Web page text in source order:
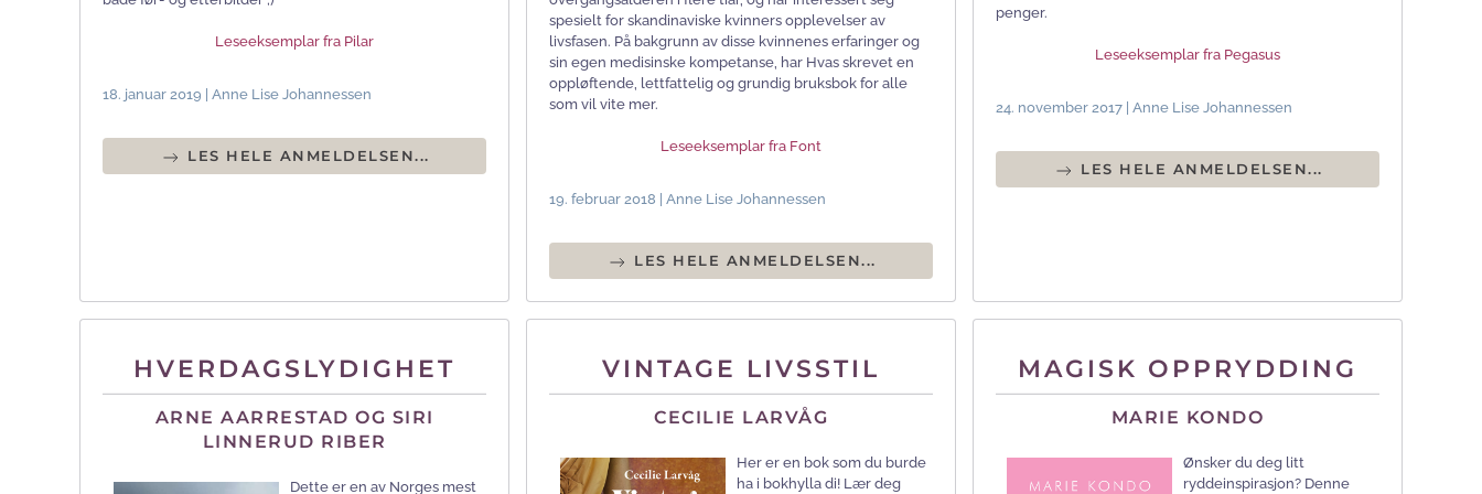
Leseeksemplar fra Pilar
18. januar 2019 | Anne Lise Johannessen
LES HELE ANMELDELSEN...
spesielt for skandinaviske kvinners opplevelser av
livsfasen. På bakgrunn av disse kvinnenes erfaringer og
sin egen medisinske kompetanse, har Hvas skrevet en
oppløftende, lettfattelig og grundig bruksbok for alle
som vil vite mer.
Leseeksemplar fra Font
19. februar 2018 | Anne Lise Johannessen
LES HELE ANMELDELSEN...
penger.
Leseeksemplar fra Pegasus
24. november 2017 | Anne Lise Johannessen
LES HELE ANMELDELSEN...
HVERDAGSLYDIGHET
ARNE AARRESTAD OG SIRI
LINNERUD RIBER
Dette er en av Norges mest
VINTAGE LIVSSTIL
CECILIE LARVÅG
Her er en bok som du burde
ha i bokhylla di! Lær deg
MAGISK OPPRYDDING
MARIE KONDO
Ønsker du deg litt
ryddeinspirasjon? Denne